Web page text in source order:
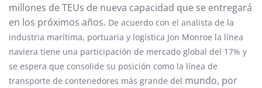
millones de TEUs de nueva capacidad que se entregará
en los próximos años. De acuerdo con el analista de la
industria marítima, portuaria y logística Jon Monroe la línea
naviera tiene una participación de mercado global del 17% y
se espera que consolide su posición como la línea de
transporte de contenedores más grande del mundo, por